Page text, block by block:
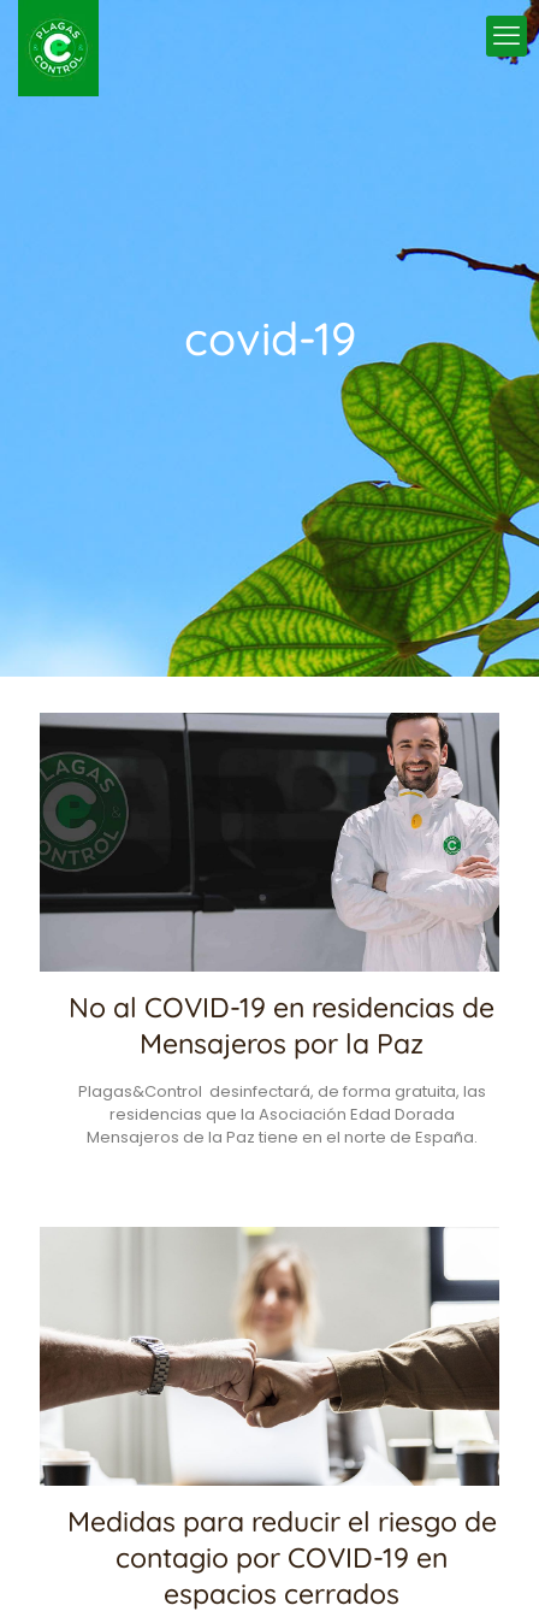
covid-19
No al COVID-19 en residencias de
Mensajeros por la Paz
Plagas&Control desinfectará, de forma gratuita, las
residencias que la Asociación Edad Dorada
Mensajeros de la Paz tiene en el norte de España.
Medidas para reducir el riesgo de
contagio por COVID-19 en
espacios cerrados